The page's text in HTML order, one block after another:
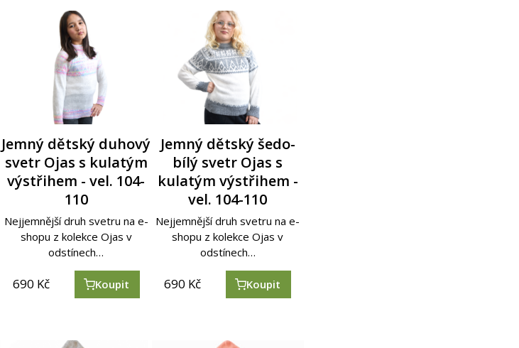
Jemný dětský duhový
svetr Ojas s kulatým
výstřihem - vel. 104-
110
Nejjemnější druh svetru na e-
shopu z kolekce Ojas v
odstínech…
690 Kč Koupit
Jemný dětský šedo-
bílý svetr Ojas s
kulatým výstřihem -
vel. 104-110
Nejjemnější druh svetru na e-
shopu z kolekce Ojas v
odstínech…
690 Kč Koupit